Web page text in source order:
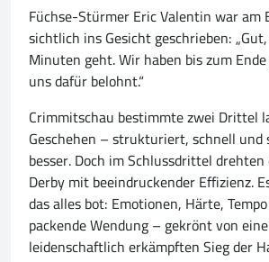
Füchse-Stürmer Eric Valentin war am
sichtlich ins Gesicht geschrieben:
Minuten geht. Wir haben bis zum
uns dafür belohnt.“
Crimmitschau bestimmte zwei Drittel
Geschehen – strukturiert, schnell und
besser. Doch im Schlussdrittel drehten
Derby mit beeindruckender Effizienz.
das alles bot: Emotionen, Härte,
packende Wendung – gekrönt von
leidenschaftlich erkämpften Sieg der